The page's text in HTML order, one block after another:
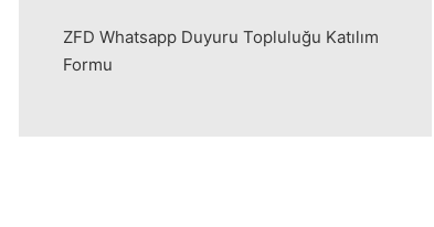
ZFD Whatsapp Duyuru Topluluğu Katılım
Formu